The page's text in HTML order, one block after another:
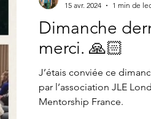
Dimanche
merci. 🙏🏻
J’étais conviée ce
par l’association JLE
Mentorship France.
15 avr. 2024
1 min de